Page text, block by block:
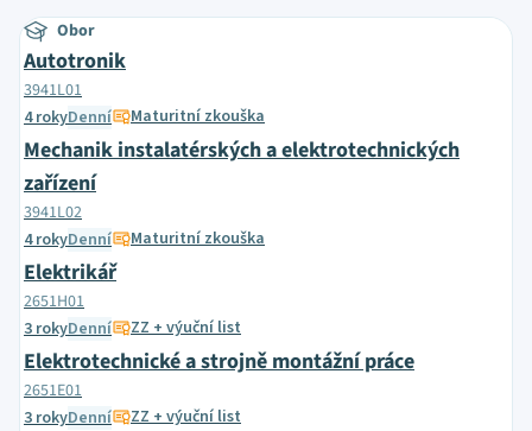
Obor
Autotronik
3941L01
4 rokyDenní Maturitní zkouška
Mechanik instalatérských a elektrotechnických
zařízení
3941L02
4 rokyDenní Maturitní zkouška
Elektrikář
2651H01
3 rokyDenní ZZ + výuční list
Elektrotechnické a strojně montážní práce
2651E01
3 rokyDenní ZZ + výuční list